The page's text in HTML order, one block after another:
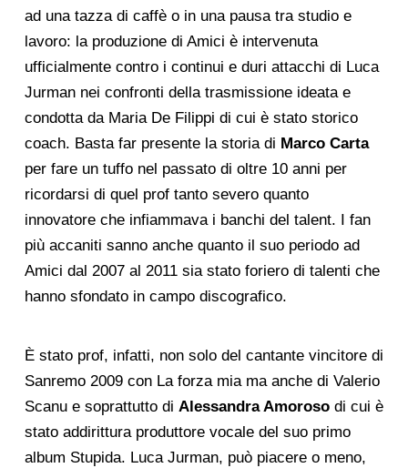
ad una tazza di caffè o in una pausa tra studio e
lavoro: la produzione di Amici è intervenuta
ufficialmente contro i continui e duri attacchi di Luca
Jurman nei confronti della trasmissione ideata e
condotta da Maria De Filippi di cui è stato storico
coach. Basta far presente la storia di Marco Carta
per fare un tuffo nel passato di oltre 10 anni per
ricordarsi di quel prof tanto severo quanto
innovatore che infiammava i banchi del talent. I fan
più accaniti sanno anche quanto il suo periodo ad
Amici dal 2007 al 2011 sia stato foriero di talenti che
hanno sfondato in campo discografico.
È stato prof, infatti, non solo del cantante vincitore di
Sanremo 2009 con La forza mia ma anche di Valerio
Scanu e soprattutto di Alessandra Amorosodi cui è
stato addirittura produttore vocale del suo primo
album Stupida. Luca Jurman, può piacere o meno,